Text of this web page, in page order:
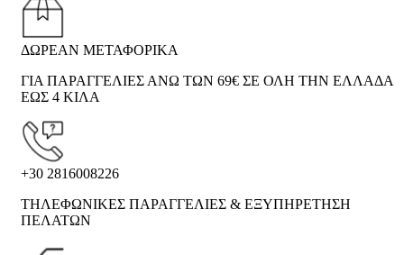
ΔΩΡΕΑΝ ΜΕΤΑΦΟΡΙΚΑ
ΓΙΑ ΠΑΡΑΓΓΕΛΙΕΣ ΑΝΩ ΤΩΝ 69€ ΣΕ ΟΛΗ ΤΗΝ ΕΛΛΑΔΑ
ΕΩΣ 4 ΚΙΛΑ
+30 2816008226
ΤΗΛΕΦΩΝΙΚΕΣ ΠΑΡΑΓΓΕΛΙΕΣ & ΕΞΥΠΗΡΕΤΗΣΗ
ΠΕΛΑΤΩΝ